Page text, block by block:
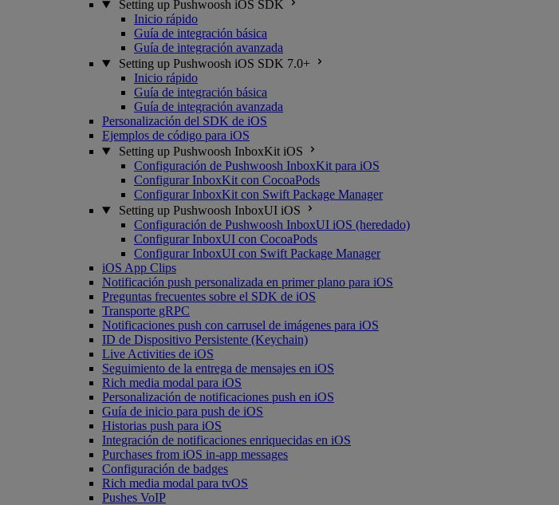
Setting up Pushwoosh iOS SDK
Inicio rápido
Guía de integración básica
Guía de integración avanzada
Setting up Pushwoosh iOS SDK 7.0+
Inicio rápido
Guía de integración básica
Guía de integración avanzada
Personalización del SDK de iOS
Ejemplos de código para iOS
Setting up Pushwoosh InboxKit iOS
Configuración de Pushwoosh InboxKit para iOS
Configurar InboxKit con CocoaPods
Configurar InboxKit con Swift Package Manager
Setting up Pushwoosh InboxUI iOS
Configuración de Pushwoosh InboxUI iOS (heredado)
Configurar InboxUI con CocoaPods
Configurar InboxUI con Swift Package Manager
iOS App Clips
Notificación push personalizada en primer plano para iOS
Preguntas frecuentes sobre el SDK de iOS
Transporte gRPC
Notificaciones push con carrusel de imágenes para iOS
ID de Dispositivo Persistente (Keychain)
Live Activities de iOS
Seguimiento de la entrega de mensajes en iOS
Rich media modal para iOS
Personalización de notificaciones push en iOS
Guía de inicio para push de iOS
Historias push para iOS
Integración de notificaciones enriquecidas en iOS
Purchases from iOS in-app messages
Configuración de badges
Rich media modal para tvOS
Pushes VoIP